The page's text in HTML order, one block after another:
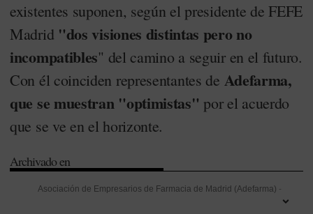
existentes suponen, según el presidente de FEFE
Madrid "dos visiones distintas pero no
incompatibles" del camino a seguir en el futuro.
Con él coinciden representantes de Adefarma,
que se muestran "optimistas" por el acuerdo
que se ve en el horizonte.
Archivado en
Asociación de Empresarios de Farmacia de Madrid (Adefarma) -